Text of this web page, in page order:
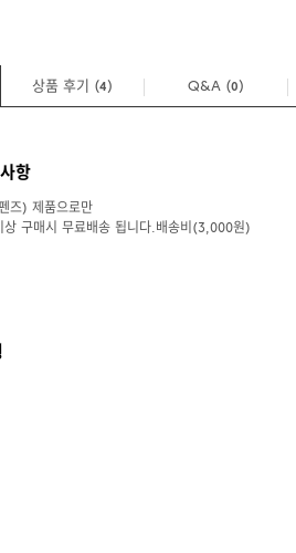
상품 후기 (4) Q&A (0)
항
즈) 제품으로만
구매시 무료배송 됩니다.배송비(3,000원)